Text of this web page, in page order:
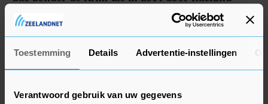
Toestemming Details Advertentie-instellingen
Verantwoord gebruik van uw gegevens
werd geannexeerd en de oostelijke gebieden die
datzelfde jaar onder controle kwamen ​​van pro-
Russische separatisten.